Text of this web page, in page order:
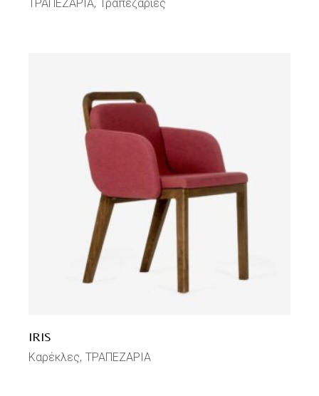
ΤΡΑΠΕΖΑΡΙΑ Τραπεζαρίες
IRIS
Καρέκλες ΤΡΑΠΕΖΑΡΙΑ